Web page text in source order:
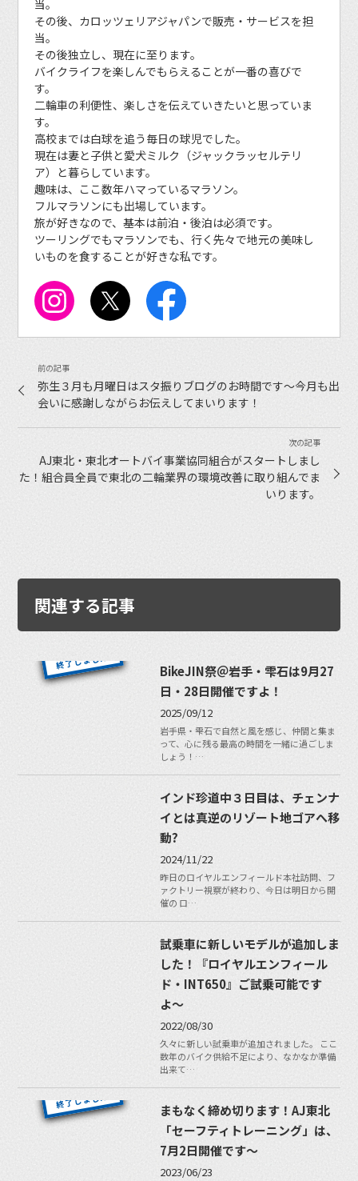
当。
その後、カロッツェリアジャパンで販売・サービスを担
当。
その後独立し、現在に至ります。
バイクライフを楽しんでもらえることが一番の喜びで
す。
二輪車の利便性、楽しさを伝えていきたいと思っていま
す。
高校までは白球を追う毎日の球児でした。
現在は妻と子供と愛犬ミルク（ジャックラッセルテリ
ア）と暮らしています。
趣味は、ここ数年ハマっているマラソン。
フルマラソンにも出場しています。
旅が好きなので、基本は前泊・後泊は必須です。
ツーリングでもマラソンでも、行く先々で地元の美味し
いものを食することが好きな私です。
弥生３月も月曜日はスタ振りブログのお時間です〜今月も出
会いに感謝しながらお伝えしてまいります！
AJ東北・東北オートバイ事業協同組合がスタートしまし
た！組合員全員で東北の二輪業界の環境改善に取り組んでま
いります。
関連する記事
BikeJIN祭＠岩手・雫石は9月27
日・28日開催ですよ！
2025/09/12
岩手県・雫石で自然と風を感じ、仲間と集ま
って、心に残る最高の時間を一緒に過ごしま
しょう！…
インド珍道中３日目は、チェンナ
イとは真逆のリゾート地ゴアへ移
動?
2024/11/22
昨日のロイヤルエンフィールド本社訪問、フ
ァクトリー視察が終わり、今日は明日から開
催の ロ…
試乗車に新しいモデルが追加しま
した！『ロイヤルエンフィール
ド・INT650』ご試乗可能です
よ〜
2022/08/30
久々に新しい試乗車が追加されました。 ここ
数年のバイク供給不足により、なかなか準備
出来て…
まもなく締め切ります！AJ東北
「セーフティトレーニング」は、
7月2日開催です〜
2023/06/23